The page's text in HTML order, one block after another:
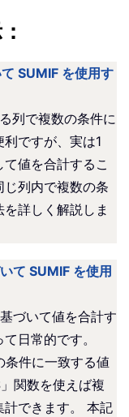
SUMIF を使用す
列で複数の条件に
ですが、実は1
値を合計するこ
列内で複数の条
詳しく解説しま
て SUMIF を使用
づいて値を合計す
日常的です。
条件に一致する値
関数を使えば複
計できます。 本記